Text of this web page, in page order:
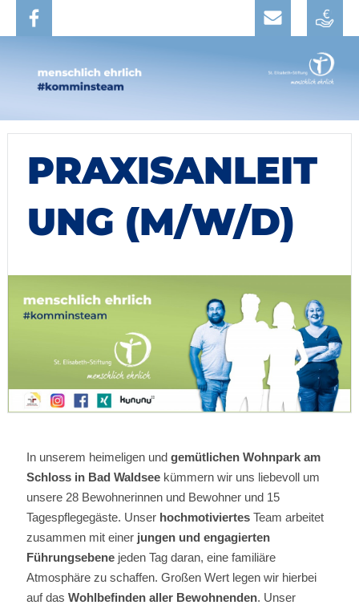
PRAXISANLEIT
UNG (M/W/D)
In unserem heimeligen und gemütlichen Wohnpark am
Schloss in Bad Waldseekümmern wir uns liebevoll um
unsere 28 Bewohnerinnen und Bewohner und 15
Tagespflegegäste. Unser hochmotiviertes Team arbeitet
zusammen mit einer jungen und engagierten
Führungsebenejeden Tag daran, eine familiäre
Atmosphäre zu schaffen. Großen Wert legen wir hierbei
auf das Wohlbefinden aller Bewohnenden. Unser